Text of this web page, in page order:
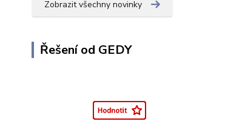
Zobrazit všechny novinky
Řešení od GEDY